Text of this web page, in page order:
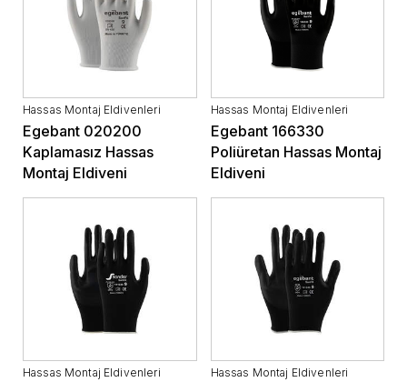
Hassas Montaj Eldivenleri
Egebant 020200
Kaplamasız Hassas
Montaj Eldiveni
Hassas Montaj Eldivenleri
Egebant 166330
Poliüretan Hassas Montaj
Eldiveni
Hassas Montaj Eldivenleri Hassas Montaj Eldivenleri